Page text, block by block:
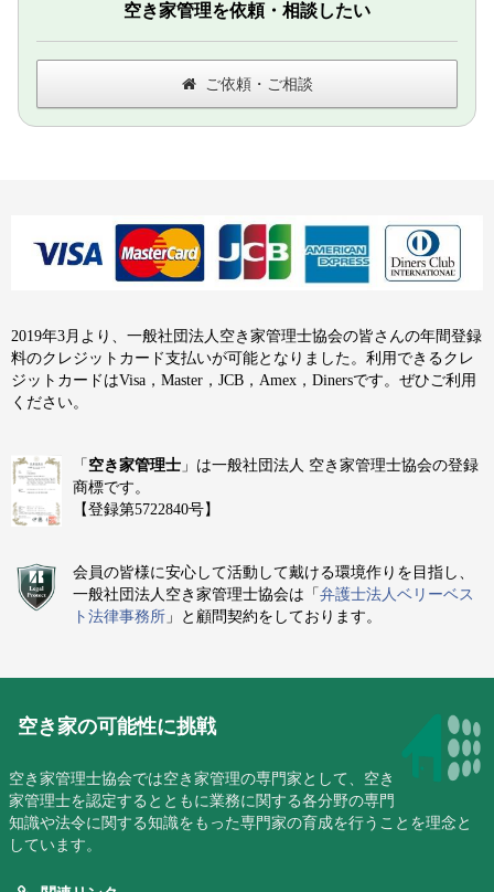
空き家管理を依頼・相談したい
ご依頼・ご相談
2019年3月より、一般社団法人空き家管理士協会の皆さんの年間登録
料のクレジットカード支払いが可能となりました。利用できるクレ
ジットカードはVisa，Master，JCB，Amex，Dinersです。ぜひご利用
ください。
「 空き家管理士 」は一般社団法人 空き家管理士協会の登録
商標です。
【登録第5722840号】
会員の皆様に安心して活動して戴ける環境作りを目指し、
一般社団法人空き家管理士協会は「弁護士法人ベリーベス
ト法律事務所 」と顧問契約をしております。
空き家の可能性に挑戦
空き家管理士協会では空き家管理の専門家として、空き
家管理士を認定するとともに業務に関する各分野の専門
知識や法令に関する知識をもった専門家の育成を行うことを理念と
しています。